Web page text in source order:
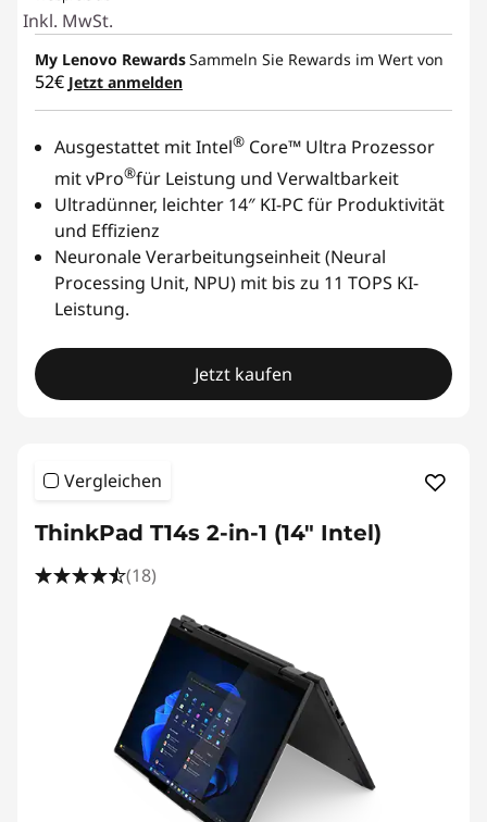
Inkl. MwSt.
My Lenovo RewardsSammeln Sie Rewards im Wert von
52€ Jetzt anmelden
Ausgestattet mit Intel® Core™ Ultra Prozessor
mit vPro®für Leistung und Verwaltbarkeit
Ultradünner, leichter 14″ KI-PC für Produktivität
und Effizienz
Neuronale Verarbeitungseinheit (Neural
Processing Unit, NPU) mit bis zu 11 TOPS KI-
Leistung.
Jetzt kaufen
Vergleichen
ThinkPad T14s 2-in-1 (14" Intel)
(18)